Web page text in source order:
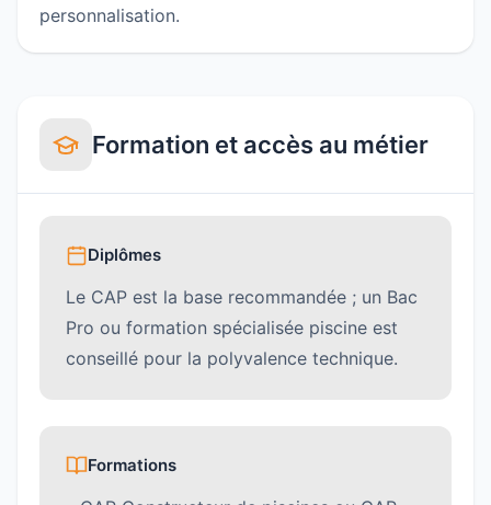
personnalisation.
Formation et accès au métier
Diplômes
Le CAP est la base recommandée ; un Bac
Pro ou formation spécialisée piscine est
conseillé pour la polyvalence technique.
Formations